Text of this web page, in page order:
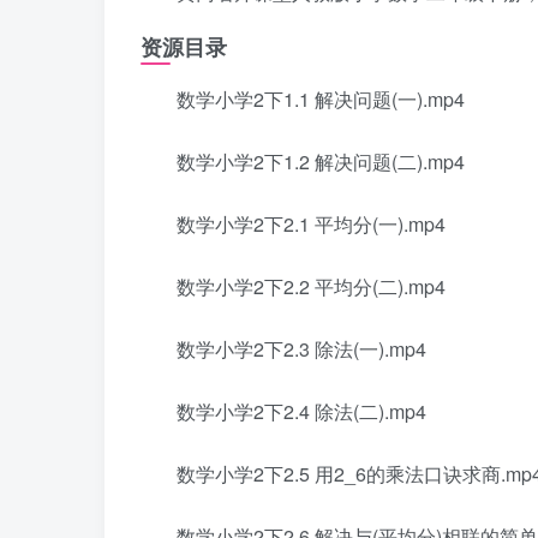
资源目录
数学小学2下1.1 解决问题(一).mp4
数学小学2下1.2 解决问题(二).mp4
数学小学2下2.1 平均分(一).mp4
数学小学2下2.2 平均分(二).mp4
数学小学2下2.3 除法(一).mp4
数学小学2下2.4 除法(二).mp4
数学小学2下2.5 用2_6的乘法口诀求商